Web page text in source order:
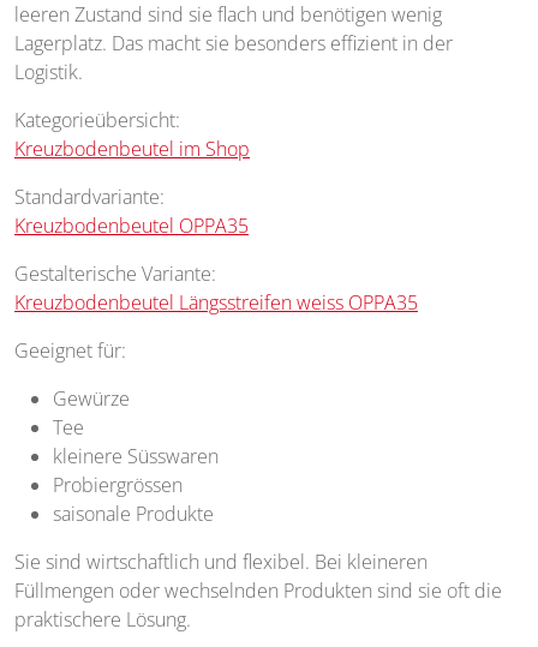
leeren Zustand sind sie flach und benötigen wenig
Lagerplatz. Das macht sie besonders effizient in der
Logistik.
Kategorieübersicht:
Kreuzbodenbeutel im Shop
Standardvariante:
Kreuzbodenbeutel OPPA35
Gestalterische Variante:
Kreuzbodenbeutel Längsstreifen weiss OPPA35
Geeignet für:
Gewürze
Tee
kleinere Süsswaren
Probiergrössen
saisonale Produkte
Sie sind wirtschaftlich und flexibel. Bei kleineren
Füllmengen oder wechselnden Produkten sind sie oft die
praktischere Lösung.